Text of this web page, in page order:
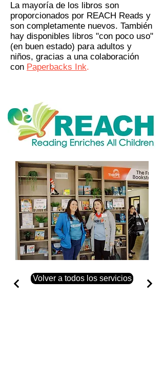
La mayoría de los libros son
proporcionados por REACH Reads y
son completamente nuevos. También
hay disponibles libros "con poco uso"
(en buen estado) para adultos y
niños, gracias a una colaboración
con Paperbacks Ink.
Volver a todos los servicios